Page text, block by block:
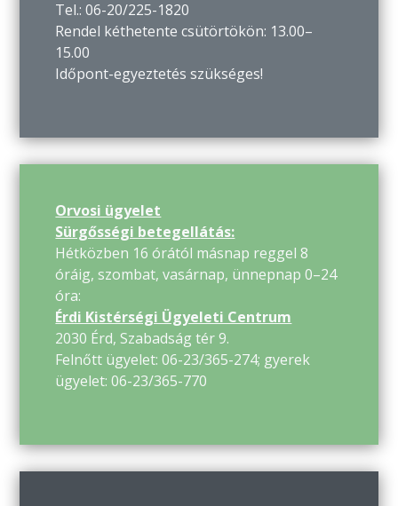
Tel.: 06-20/225-1820
Rendel kéthetente csütörtökön: 13.00–
15.00
Időpont-egyeztetés szükséges!
Orvosi ügyelet
Sürgősségi betegellátás:
Hétközben 16 órától másnap reggel 8
óráig, szombat, vasárnap, ünnepnap 0–24
óra:
Érdi Kistérségi Ügyeleti Centrum
2030 Érd, Szabadság tér 9.
Felnőtt ügyelet: 06-23/365-274; gyerek
ügyelet: 06-23/365-770